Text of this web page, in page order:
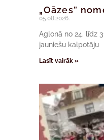
„Oāzes”
05.08.2026.
Aglonā no 24. līdz
jauniešu kalpotāju
Lasīt vairāk »